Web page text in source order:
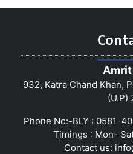
932, Katra Chand Khan,
(U.P)
Phone No:-BLY : 0581-
Timings : Mon-
Contact us: